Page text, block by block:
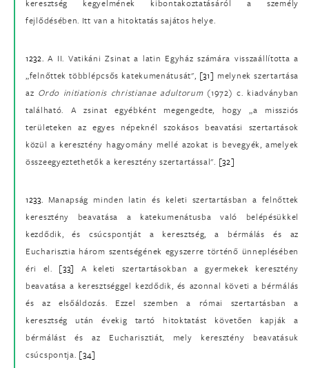
keresztség kegyelmének kibontakoztatásáról a személy
fejlődésében. Itt van a hitoktatás sajátos helye.
1232.A II. Vatikáni Zsinat a latin Egyház számára visszaállította a
„felnőttek többlépcsős katekumenátusát", [31] melynek szertartása
az Ordo initiationis christianae adultorum (1972) c. kiadványban
található. A zsinat egyébként megengedte, hogy „a missziós
területeken az egyes népeknél szokásos beavatási szertartások
közül a keresztény hagyomány mellé azokat is bevegyék, amelyek
összeegyeztethetők a keresztény szertartással". [32]
1233. Manapság minden latin és keleti szertartásban a felnőttek
keresztény beavatása a katekumenátusba való belépésükkel
kezdődik, és csúcspontját a keresztség, a bérmálás és az
Eucharisztia három szentségének egyszerre történő ünneplésében
éri el. [33]
A keleti szertartásokban a gyermekek keresztény
beavatása a keresztséggel kezdődik, és azonnal követi a bérmálás
és az elsőáldozás. Ezzel szemben a római szertartásban a
keresztség után évekig tartó hitoktatást követően kapják a
bérmálást és az Eucharisztiát, mely keresztény beavatásuk
csúcspontja. [34]